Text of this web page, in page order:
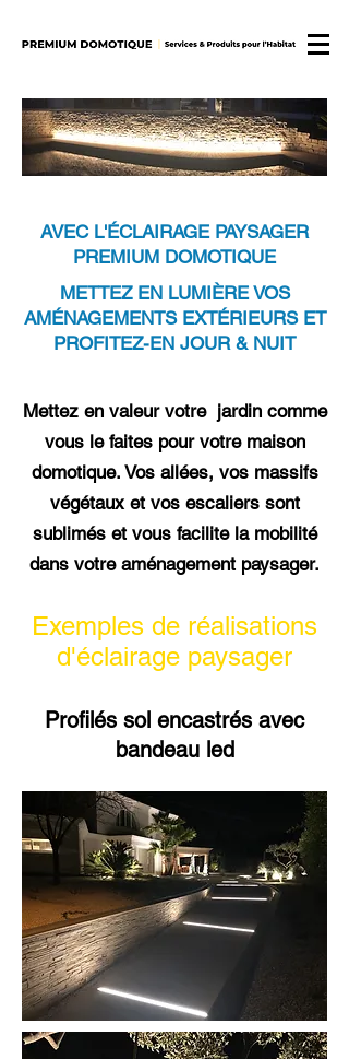
AVEC L'ÉCLAIRAGE PAYSAGER
PREMIUM DOMOTIQUE
METTEZ EN LUMIÈRE VOS
AMÉNAGEMENTS EXTÉRIEURS ET
PROFITEZ-EN JOUR & NUIT
Mettez en valeur votre jardin comme
vous le faites pour votre maison
domotique. Vos allées, vos massifs
végétaux et vos escaliers sont
sublimés et vous facilite la mobilité
dans votre aménagement paysager.
Exemples de réalisations
d'éclairage paysager
Profilés sol encastrés avec
bandeau led